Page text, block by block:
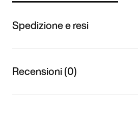
Spedizione e resi
Recensioni (0)